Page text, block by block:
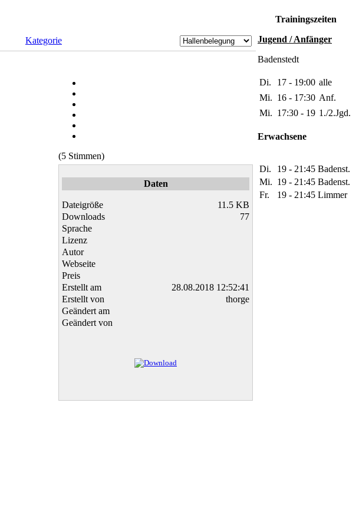
Kategorie
(5 Stimmen)
Daten
Dateigröße
11.5 KB
Downloads
77
Sprache
Lizenz
Autor
Webseite
Preis
Erstellt am
28.08.2018 12:52:41
Erstellt von
thorge
Geändert am
Geändert von
Trainingszeiten
Jugend / Anfänger
Badenstedt
Di. 17 - 19:00 alle
Mi. 16 - 17:30 Anf.
Mi. 17:30 - 19 1./2.Jgd.
Erwachsene
Di. 19 - 21:45 Badenst.
Mi. 19 - 21:45 Badenst.
Fr.
19 - 21:45 Limmer